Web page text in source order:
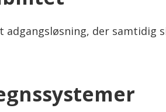
adgangsløsning, der samtidig